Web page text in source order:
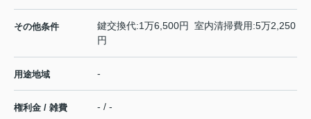
その他条件
鍵交換代:1万6,500円 室内清掃費用:5万2,250
円
用途地域 -
権利金 / 雑費 - / -